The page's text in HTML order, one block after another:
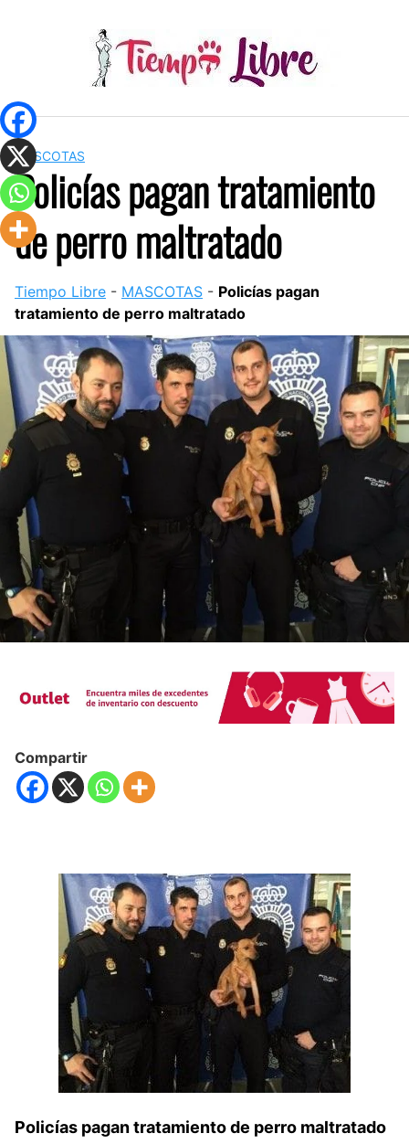
MASCOTAS
Policías pagan tratamiento
de perro maltratado
Tiempo Libre - MASCOTAS - Policías pagan
tratamiento de perro maltratado
Compartir
Policías pagan tratamiento de perro maltratado